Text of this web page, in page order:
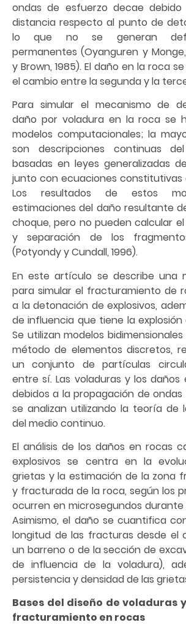
ondas de esfuerzo decae
distancia respecto al punto de
lo que no se generan
permanentes (Oyanguren y
y Brown, 1985). El daño en la roca
el cambio entre la segunda y la
Para simular el mecanismo de
daño por voladura en la roca se
modelos computacionales; la
son descripciones continuas
basadas en leyes generalizadas
junto con ecuaciones constitutivas
Los resultados de estos
estimaciones del daño resultante
choque, pero no pueden calcular
y separación de los
(Potyondy y Cundall, 1996).
En este artículo se describe una
para simular el fracturamiento de
a la detonación de explosivos,
de influencia que tiene la explosión
Se utilizan modelos
método de elementos discretos,
un conjunto de partículas
entre sí. Las voladuras y los daños
debidos a la propagación de
se analizan utilizando la teoría de
del medio continuo.
El análisis de los daños en rocas
explosivos se centra en la
grietas y la estimación de la zona
y fracturada de la roca, según los
ocurren en microsegundos durante
Asimismo, el daño se cuantifica
longitud de las fracturas desde el
un barreno o de la sección de
de influencia de la voladura),
persistencia y densidad de las
Bases del diseño de voladuras
fracturamiento en rocas